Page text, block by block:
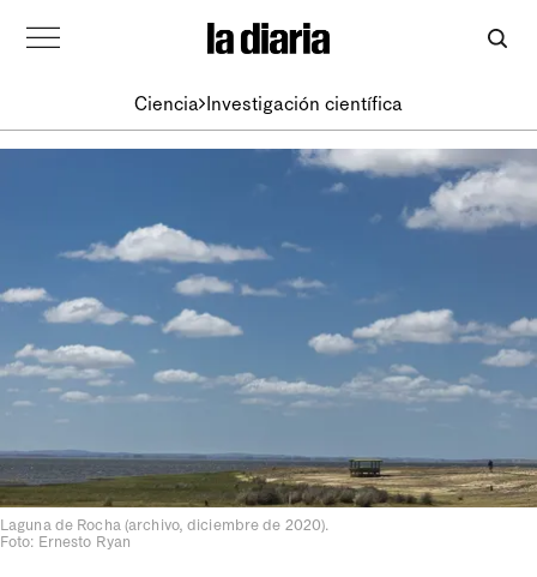
Ciencia Investigación científica
Laguna de Rocha (archivo, diciembre de 2020).
Foto: Ernesto Ryan